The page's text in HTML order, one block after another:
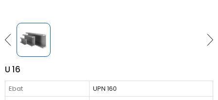
U 16
Ebat
UPN 160